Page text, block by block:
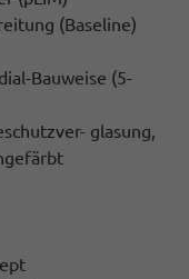
(Baseline)
Bauweise (5-
glasung,